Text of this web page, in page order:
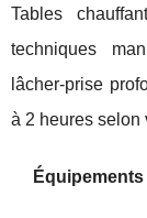
Tables
techniques
lâcher-prise
à 2 heures selon